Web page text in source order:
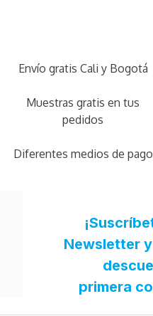
Envío gratis Cali y Bogotá
Muestras gratis en tus
pedidos
Diferentes medios de pago